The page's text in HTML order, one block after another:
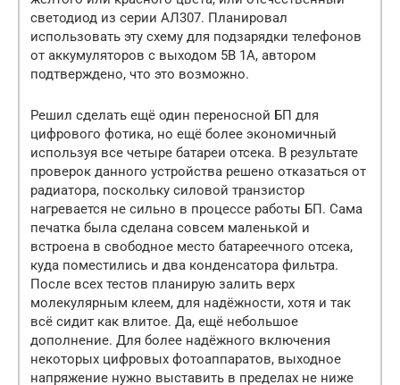
светодиод из серии АЛ307. Планировал
использовать эту схему для подзарядки телефонов
от аккумуляторов с выходом 5В 1А, автором
подтверждено, что это возможно.
Решил сделать ещё один переносной БП для
цифрового фотика, но ещё более экономичный
используя все четыре батареи отсека. В результате
проверок данного устройства решено отказаться от
радиатора, поскольку силовой транзистор
нагревается не сильно в процессе работы БП. Сама
печатка была сделана совсем маленькой и
встроена в свободное место батареечного отсека,
куда поместились и два конденсатора фильтра.
После всех тестов планирую залить верх
молекулярным клеем, для надёжности, хотя и так
всё сидит как влитое. Да, ещё небольшое
дополнение. Для более надёжного включения
некоторых цифровых фотоаппаратов, выходное
напряжение нужно выставить в пределах не ниже